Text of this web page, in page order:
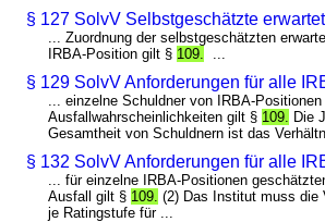
§ 127 SolvV Selbstgeschätzte
... Zuordnung der selbstgeschätzten
IRBA-Position gilt § 109.
§ 129 SolvV Anforderungen für alle
... einzelne Schuldner von IRBA-
Ausfallwahrscheinlichkeiten gilt § 109. Die
Gesamtheit von Schuldnern ist das
§ 132 SolvV Anforderungen für alle
... für einzelne IRBA-Positionen
Ausfall gilt § 109. (2) Das Institut muss die
je Ratingstufe für ...